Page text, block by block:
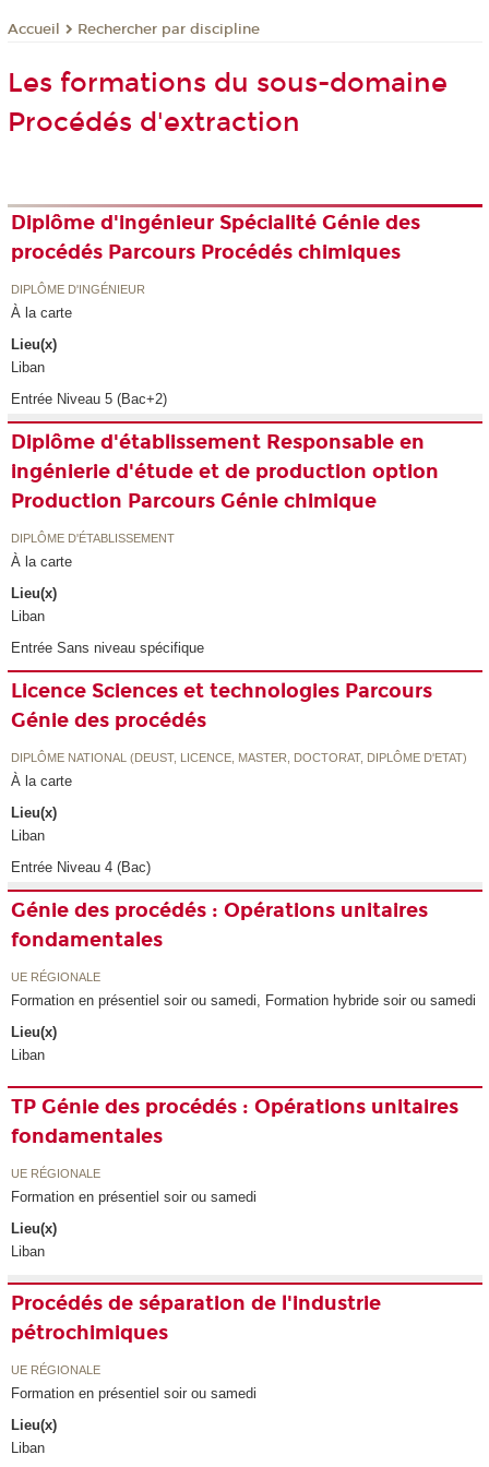
Accueil Rechercher par discipline
Les formations du sous-domaine
Procédés d'extraction
Diplôme d'ingénieur Spécialité Génie des
procédés Parcours Procédés chimiques
DIPLÔME D'INGÉNIEUR
À la carte
Lieu(x)
Liban
Entrée Niveau 5 (Bac+2)
Diplôme d'établissement Responsable en
ingénierie d'étude et de production option
Production Parcours Génie chimique
DIPLÔME D'ÉTABLISSEMENT
À la carte
Lieu(x)
Liban
Entrée Sans niveau spécifique
Licence Sciences et technologies Parcours
Génie des procédés
DIPLÔME NATIONAL (DEUST, LICENCE, MASTER, DOCTORAT, DIPLÔME D'ETAT)
À la carte
Lieu(x)
Liban
Entrée Niveau 4 (Bac)
Génie des procédés : Opérations unitaires
fondamentales
UE RÉGIONALE
Formation en présentiel soir ou samedi, Formation hybride soir ou samedi
Lieu(x)
Liban
TP Génie des procédés : Opérations unitaires
fondamentales
UE RÉGIONALE
Formation en présentiel soir ou samedi
Lieu(x)
Liban
Procédés de séparation de l'industrie
pétrochimiques
UE RÉGIONALE
Formation en présentiel soir ou samedi
Lieu(x)
Liban